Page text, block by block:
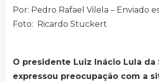
Por: Pedro Rafael Vilela – Enviado
Foto: Ricardo Stuckert
O presidente Luiz Inácio Lula da
expressou preocupação com a